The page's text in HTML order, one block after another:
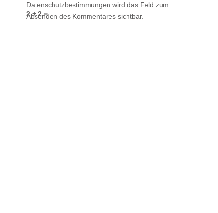
2 + 2 =
Datenschutzbestimmungen wird das Feld zum
Absenden des Kommentares sichtbar.